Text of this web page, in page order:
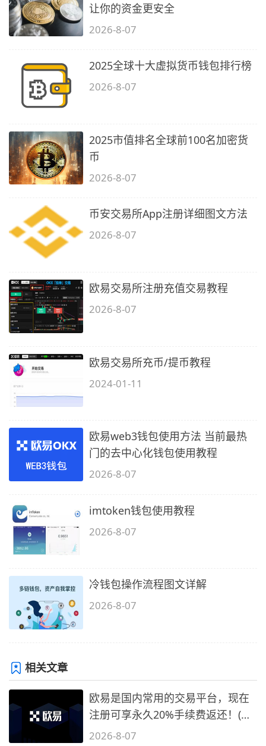
让你的资金更安全
2026-8-07
2025全球十大虚拟货币钱包排行榜
2026-8-07
2025市值排名全球前100名加密货
币
2026-8-07
币安交易所App注册详细图文方法
2026-8-07
欧易交易所注册充值交易教程
2026-8-07
欧易交易所充币/提币教程
2024-01-11
欧易web3钱包使用方法 当前最热
门的去中心化钱包使用教程
2026-8-07
imtoken钱包使用教程
2026-8-07
冷钱包操作流程图文详解
2026-8-07
相关文章
欧易是国内常用的交易平台，现在
注册可享永久20%手续费返还！(必
备1)
2026-8-07